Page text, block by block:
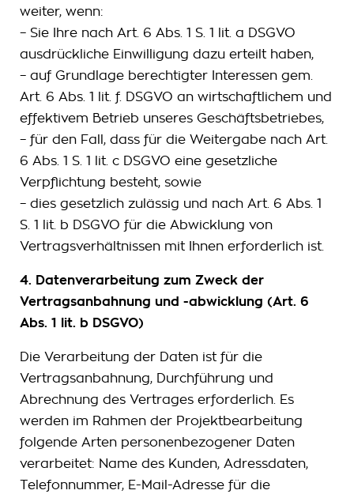
weiter, wenn:
– Sie Ihre nach Art. 6 Abs. 1 S. 1 lit. a DSGVO
ausdrückliche Einwilligung dazu erteilt haben,
– auf Grundlage berechtigter Interessen gem.
Art. 6 Abs. 1 lit. f. DSGVO an wirtschaftlichem und
effektivem Betrieb unseres Geschäftsbetriebes,
– für den Fall, dass für die Weitergabe nach Art.
6 Abs. 1 S. 1 lit. c DSGVO eine gesetzliche
Verpflichtung besteht, sowie
– dies gesetzlich zulässig und nach Art. 6 Abs. 1
S. 1 lit. b DSGVO für die Abwicklung von
Vertragsverhältnissen mit Ihnen erforderlich ist.
4. Datenverarbeitung zum Zweck der
Vertragsanbahnung und -abwicklung (Art. 6
Abs. 1 lit. b DSGVO)
Die Verarbeitung der Daten ist für die
Vertragsanbahnung, Durchführung und
Abrechnung des Vertrages erforderlich. Es
werden im Rahmen der Projektbearbeitung
folgende Arten personenbezogener Daten
verarbeitet: Name des Kunden, Adressdaten,
Telefonnummer, E-Mail-Adresse für die